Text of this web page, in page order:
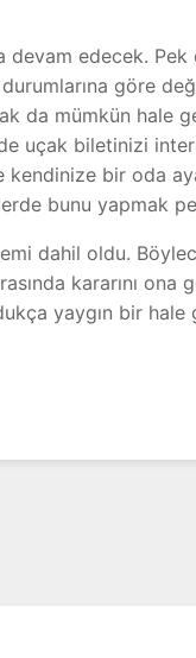
edecek.
göre
mümkün hale
uçak biletinizi
bir oda
bunu yapmak
dahil oldu.
kararını ona
yaygın bir